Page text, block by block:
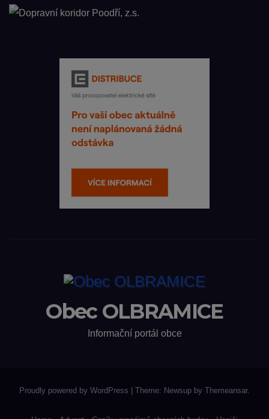
Obec OLBRAMICE
Informační portál obce
Proudly powered by WordPress Theme: Newsup by Themeansar.